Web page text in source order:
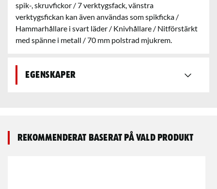
spik-, skruvfickor / 7 verktygsfack, vänstra
verktygsfickan kan även användas som spikficka /
Hammarhållare i svart läder / Knivhållare / Nitförstärkt
med spänne i metall / 70 mm polstrad mjukrem.
Egenskaper
Rekommenderat baserat på vald produkt